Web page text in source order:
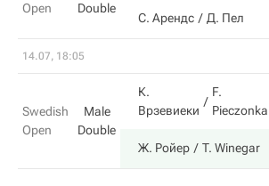
Open
Double
С. Арендс Д. Пел
14.07, 18:05
Swedish
Open
Male
Double
К.
Врзевиеки
F.
Pieczonka
Ж. Ройер T. Winegar